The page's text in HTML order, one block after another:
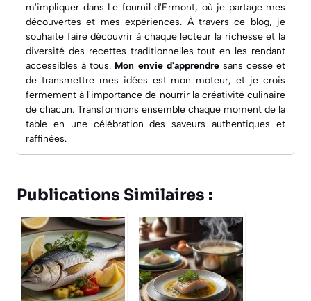
m'impliquer dans Le fournil d'Ermont, où je partage mes
découvertes et mes expériences. À travers ce blog, je
souhaite faire découvrir à chaque lecteur la richesse et la
diversité des recettes traditionnelles tout en les rendant
accessibles à tous. Mon envie d'apprendresans cesse et
de transmettre mes idées est mon moteur, et je crois
fermement à l'importance de nourrir la créativité culinaire
de chacun. Transformons ensemble chaque moment de la
table en une célébration des saveurs authentiques et
raffinées.
Publications Similaires :